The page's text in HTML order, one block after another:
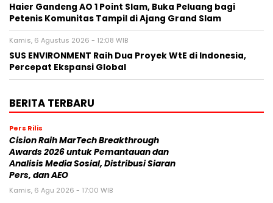
Haier Gandeng AO 1 Point Slam, Buka Peluang bagi
Petenis Komunitas Tampil di Ajang Grand Slam
Kamis, 6 Agustus 2026 - 12:08 WIB
SUS ENVIRONMENT Raih Dua Proyek WtE di Indonesia,
Percepat Ekspansi Global
BERITA TERBARU
Pers Rilis
Cision Raih MarTech Breakthrough
Awards 2026 untuk Pemantauan dan
Analisis Media Sosial, Distribusi Siaran
Pers, dan AEO
Kamis, 6 Agu 2026 - 17:00 WIB